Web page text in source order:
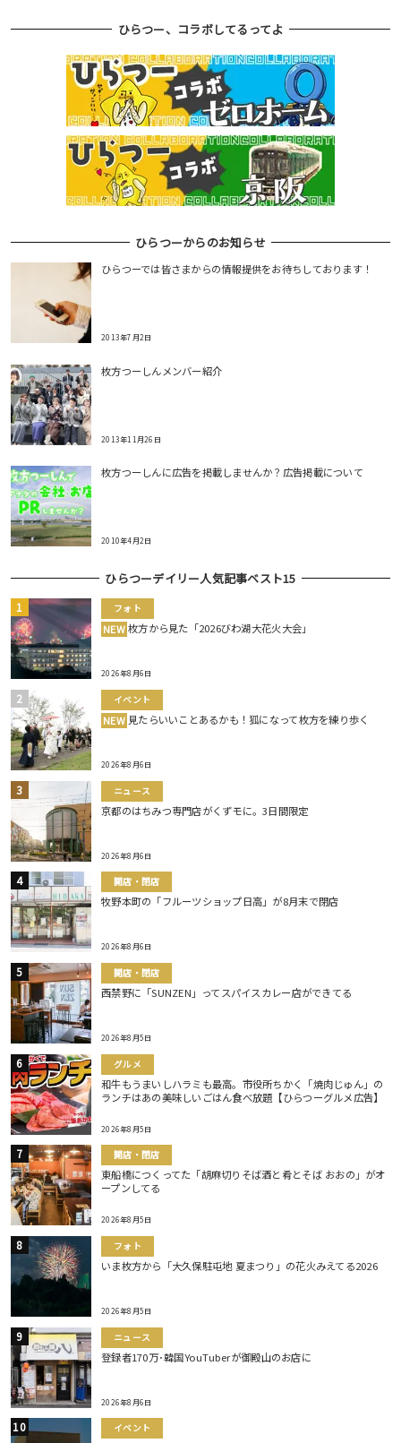
ビ
ひらつー、コラボしてるってよ
ひらつーからのお知らせ
ひらつーでは皆さまからの情報提供をお待ちしております！
2013年7月2日
枚方つーしんメンバー紹介
2013年11月26日
枚方つーしんに広告を掲載しませんか？広告掲載について
2010年4月2日
ひらつーデイリー人気記事ベスト15
フォト
NEW 枚方から見た「2026びわ湖大花火大会」
2026年8月6日
イベント
NEW 見たらいいことあるかも！狐になって枚方を練り歩く
2026年8月6日
ニュース
京都のはちみつ専門店がくずモに。3日間限定
2026年8月6日
開店・閉店
牧野本町の「フルーツショップ日高」が8月末で閉店
2026年8月6日
開店・閉店
西禁野に「SUNZEN」ってスパイスカレー店ができてる
2026年8月5日
グルメ
和牛もうまいしハラミも最高。市役所ちかく「焼肉じゅん」の
ランチはあの美味しいごはん食べ放題【ひらつーグルメ広告】
2026年8月5日
開店・閉店
東船橋につくってた「胡麻切りそば酒と肴とそば おおの」がオ
ープンしてる
2026年8月5日
フォト
いま枚方から「大久保駐屯地 夏まつり」の花火みえてる2026
2026年8月5日
ニュース
登録者170万･韓国YouTuberが御殿山のお店に
2026年8月6日
イベント